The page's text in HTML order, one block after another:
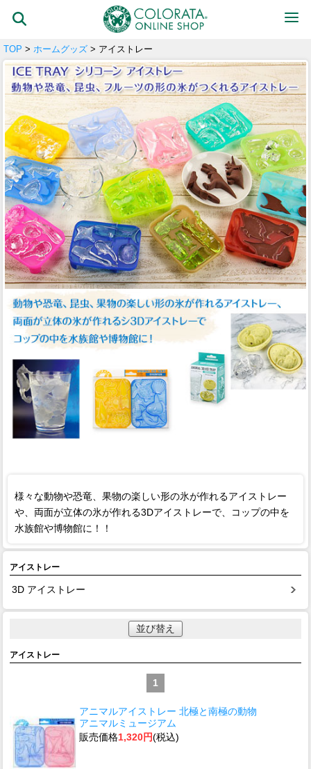
TOP > ホームグッズ > アイストレー
様々な動物や恐竜、果物の楽しい形の氷が作れるアイストレー
や、両面が立体の氷が作れる3Dアイストレーで、コップの中を
水族館や博物館に！！
アイストレー
3D アイストレー
並び替え
アイストレー
1
アニマルアイストレー 北極と南極の動物
アニマルミュージアム
販売価格1,320円(税込)